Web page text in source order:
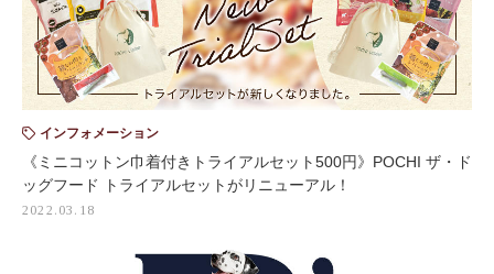
インフォメーション
《ミニコットン巾着付きトライアルセット500円》POCHI ザ・ド
ッグフード トライアルセットがリニューアル！
2022.03.18